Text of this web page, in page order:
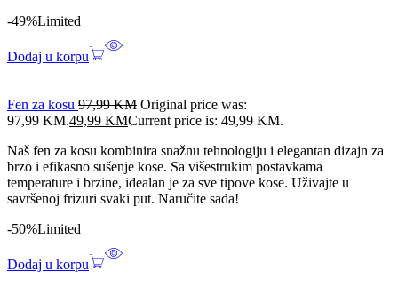
-49%Limited
Dodaj u korpu
Fen za kosu 97,99KM Original price was:
97,99 KM.49,99 KMCurrent price is: 49,99 KM.
Naš fen za kosu kombinira snažnu tehnologiju i elegantan dizajn za
brzo i efikasno sušenje kose. Sa višestrukim postavkama
temperature i brzine, idealan je za sve tipove kose. Uživajte u
savršenoj frizuri svaki put. Naručite sada!
-50%Limited
Dodaj u korpu